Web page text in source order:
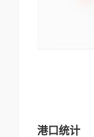
港口统计